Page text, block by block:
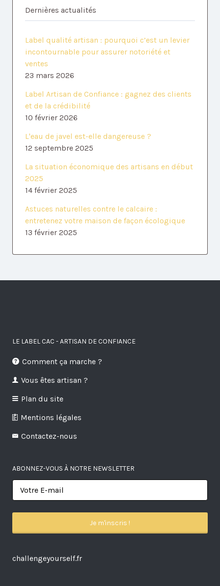
Dernières actualités
Label qualité artisan : pourquoi c’est un levier
incontournable pour assurer notoriété et
ventes
23 mars 2026
Label Artisan de Confiance : gagnez des clients
et de la crédibilité
10 février 2026
L'eau de javel est-elle dangereuse ?
12 septembre 2025
La situation économique des artisans en début
2025
14 février 2025
Astuces naturelles contre le calcaire :
entretenez votre maison de façon écologique
13 février 2025
LE LABEL CAC - ARTISAN DE CONFIANCE
Comment ça marche ?
Vous êtes artisan ?
Plan du site
Mentions légales
Contactez-nous
ABONNEZ-VOUS À NOTRE NEWSLETTER
challengeyourself.fr